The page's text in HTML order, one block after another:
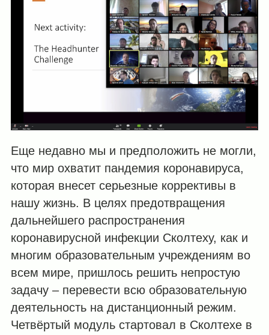
Еще недавно мы и предположить не могли,
что мир охватит пандемия коронавируса,
которая внесет серьезные коррективы в
нашу жизнь. В целях предотвращения
дальнейшего распространения
коронавирусной инфекции Сколтеху, как и
многим образовательным учреждениям во
всем мире, пришлось решить непростую
задачу – перевести всю образовательную
деятельность на дистанционный режим.
Четвёртый модуль стартовал в Сколтехе в